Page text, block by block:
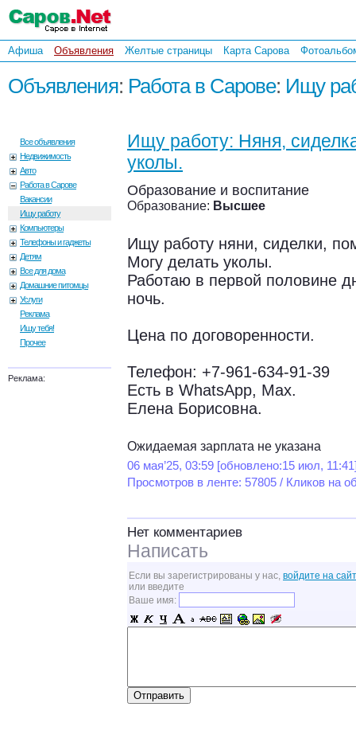
Афиша Объявления Желтые страницы Карта Сарова
Объявления: Работа в Сарове: Ищу
Все объявления
Недвижимость
Авто
Работа в Сарове
Вакансии
Ищу работу
Компьютеры
Телефоны и гаджеты
Детям
Все для дома
Домашние питомцы
Услуги
Реклама
Ищу тебя!
Прочее
Реклама:
Ищу работу: Няня,
уколы.
Образование и воспитание
Образование: Высшее
Ищу работу няни, сиделки,
Могу делать уколы.
Работаю в первой половине
ночь.
Цена по договоренности.
Телефон: +7-961-634-91-39
Есть в WhatsApp, Max.
Елена Борисовна.
Ожидаемая зарплата не указана
06 мая’25, 03:59 [обновлено:15 июл,
Просмотров в ленте: 57805 / Кликов на
Нет комментариев
Написать
Если вы зарегистрированы у нас, войдите на сайт
или введите
Ваше имя: